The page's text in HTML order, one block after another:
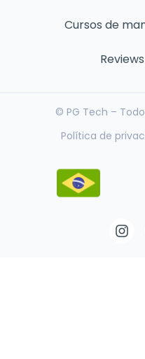
Cursos de
© PG Tech –
Política de
I
n